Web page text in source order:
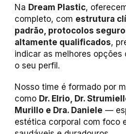
Na Dream Plastic,
completo, com estrutura
padrão, protocolos
altamente qualificados,
indicar as melhores opções
o seu perfil.
Nosso time é formado por
como Dr. Elrio, Dr.
Murillo e Dra. Daniele —
estética corporal com foco